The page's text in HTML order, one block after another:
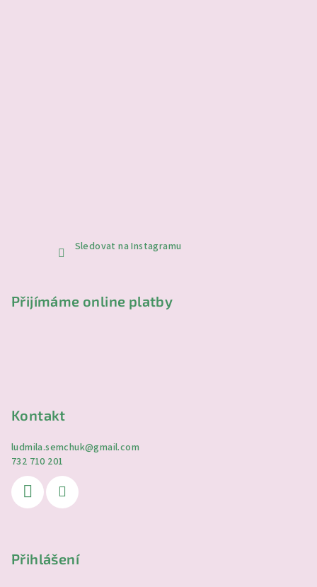
Sledovat na Instagramu
Přijímáme online platby
Kontakt
ludmila.semchuk@gmail.com
732 710 201
Přihlášení